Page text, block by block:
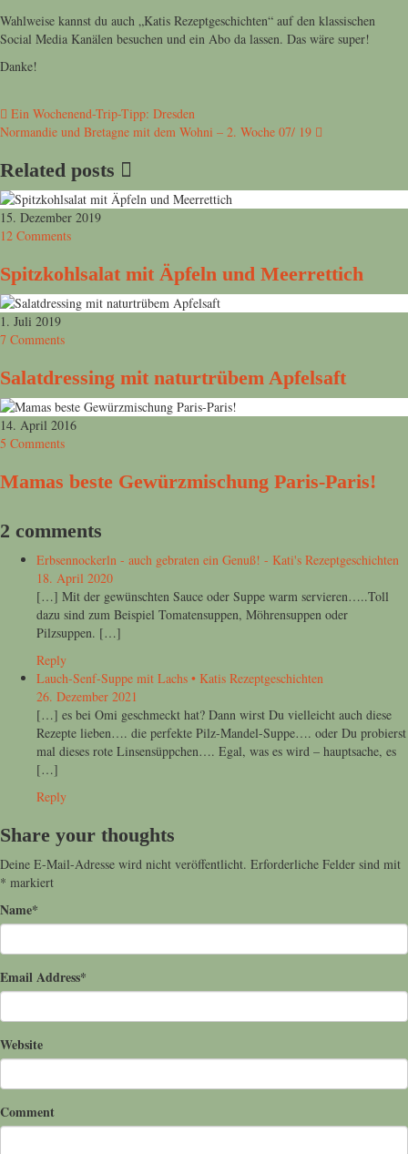
Wahlweise kannst du auch „Katis Rezeptgeschichten“ auf den klassischen
Social Media Kanälen besuchen und ein Abo da lassen. Das wäre super!
Danke!
Beitragsnavigation
Ein Wochenend-Trip-Tipp: Dresden
Normandie und Bretagne mit dem Wohni – 2. Woche 07/ 19
Related posts
15. Dezember 2019
12 Comments
Spitzkohlsalat mit Äpfeln und Meerrettich
1. Juli 2019
7 Comments
Salatdressing mit naturtrübem Apfelsaft
14. April 2016
5 Comments
Mamas beste Gewürzmischung Paris-Paris!
2 comments
Erbsennockerln - auch gebraten ein Genuß! - Kati's Rezeptgeschichten
18. April 2020
[…] Mit der gewünschten Sauce oder Suppe warm servieren…..Toll
dazu sind zum Beispiel Tomatensuppen, Möhrensuppen oder
Pilzsuppen. […]
Reply
Lauch-Senf-Suppe mit Lachs • Katis Rezeptgeschichten
26. Dezember 2021
[…] es bei Omi geschmeckt hat? Dann wirst Du vielleicht auch diese
Rezepte lieben…. die perfekte Pilz-Mandel-Suppe…. oder Du probierst
mal dieses rote Linsensüppchen…. Egal, was es wird – hauptsache, es
[…]
Reply
Share your thoughts
Deine E-Mail-Adresse wird nicht veröffentlicht. Erforderliche Felder sind mit
* markiert
Name*
Email Address*
Website
Comment